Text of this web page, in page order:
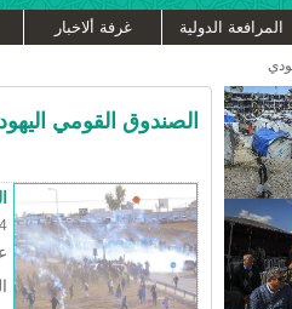
المرافعة الدولية غرفة ألاخبار
الصندوق القومي